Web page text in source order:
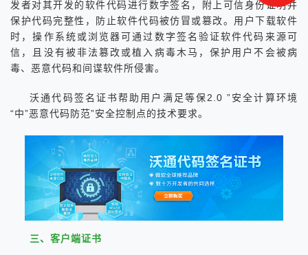
发者对其开发的软件代码进行数字签名，附上可信身份证明并
保护代码完整性，防止软件代码被仿冒或篡改。用户下载软件
时，操作系统或浏览器可通过数字签名验证软件代码来源可
信，且没有被非法篡改或植入病毒木马，保护用户不会被病
毒、恶意代码和间谍软件所侵害。
沃通代码签名证书帮助用户满足等保2.0 ”安全计算环境
“中”恶意代码防范”安全控制点的技术要求。
三、客户端证书